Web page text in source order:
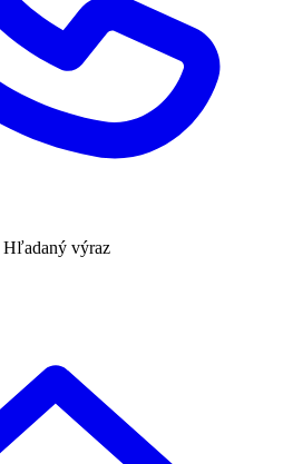
Hľadaný výraz